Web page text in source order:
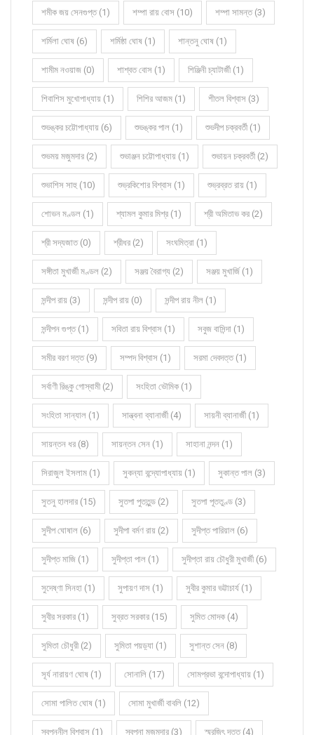
শমীক জয় সেনগুপ্ত (1) শম্পা রায় বোস (10) শম্পা সামন্ত (3)
শর্মিলা ঘোষ (6) শর্মিষ্ঠা ঘোষ (1) শান্তনু ঘোষ (1)
শামীম নওয়াজ (0) শাশ্বত বোস (1) শিঞ্জিনী চ্যাটার্জী (1)
শিবাশিস মুখোপাধ্যায় (1) শিশির আজম (1) শীতল বিশ্বাস (3)
শুভঙ্কর চট্টোপাধ্যায় (6) শুভঙ্কর পাল (1) শুভদীপ চক্রবর্তী (1)
শুভময় মজুমদার (2) শুভাঞ্জন চট্টোপাধ্যায় (1) শুভায়ন চক্রবর্তী (2)
শুভাশিস সাহু (10) শুভ্রকিশোর বিশ্বাস (1) শুভ্রব্রত রায় (1)
শোভন মণ্ডল (1) শ্যামল কুমার মিশ্র (1) শ্রী অমিতাভ কর (2)
শ্রী সদ্যজাত (0) শ্রীধর (2) সংঘমিত্রা (1)
সঙ্গীতা মুখার্জী মণ্ডল (2) সঞ্জয় বৈরাগ্য (2) সঞ্জয় মুখার্জি (1)
সন্দীপ রায় (3) সন্দীপ রায় (0) সন্দীপ রায় নীল (1)
সন্দীপন গুপ্ত (1) সবিতা রায় বিশ্বাস (1) সবুজ বাসিন্দা (1)
সমীর বরণ দত্ত (9) সম্পদ বিশ্বাস (1) সরমা দেবদত্ত (1)
সর্বাণী রিঙ্কু গোস্বামী (2) সংহিতা ভৌমিক (1)
সংহিতা সান্যাল (1) সান্ত্বনা ব্যানার্জী (4) সায়নী ব্যানার্জী (1)
সায়ন্তন ধর (8) সায়ন্তন সেন (1) সাহানা নন্দন (1)
সিরাজুল ইসলাম (1) সুকন্যা বন্দ্যোপাধ্যায় (1) সুকান্ত পাল (3)
সুতনু হালদার (15) সুতপা পুততুন্ড (2) সুতপা পূততুণ্ড (3)
সুদীপ ঘোষাল (6) সুদীপা বর্মণ রায় (2) সুদীপ্ত পারিয়াল (6)
সুদীপ্ত মাজি (1) সুদীপ্তা পাল (1) সুদীপ্তা রায় চৌধুরী মুখার্জী (6)
সুদেষ্ণা সিনহা (1) সুপায়ণ দাস (1) সুবীর কুমার ভট্টাচার্য (1)
সুবীর সরকার (1) সুব্রত সরকার (15) সুমিত মোদক (4)
সুমিতা চৌধুরী (2) সুমিতা পয়ড়্যা (1) সুশান্ত সেন (8)
সূর্য নারায়ণ ঘোষ (1) সোনালি (17) সোমপ্রভা বন্দোপাধ্যায় (1)
সোমা পালিত ঘোষ (1) সোমা মুখার্জী বাবলি (12)
স্বপ্ননীল বিশ্বাস (1) স্বপ্না মজুমদার (3) স্মরজিৎ দত্ত (4)